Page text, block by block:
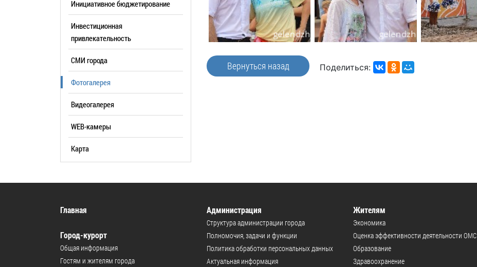
Инициативное бюджетирование
Инвестиционная
привлекательность
СМИ города
Фотогалерея
Видеогалерея
WEB-камеры
Карта
Вернуться назад Поделиться:
Главная
Город-курорт
Общая информация
Гостям и жителям города
Администрация
Структура администрации города
Полномочия, задачи и функции
Политика обработки персональных данных
Актуальная информация
Жителям
Экономика
Оценка эффективности деятельности ОМС
Образование
Здравоохранение